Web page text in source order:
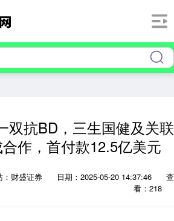
双抗BD，三生国健及关联
作，首付款12.5亿美元
：财盛证券 日期：2025-05-20 14:37:46
查
看：218